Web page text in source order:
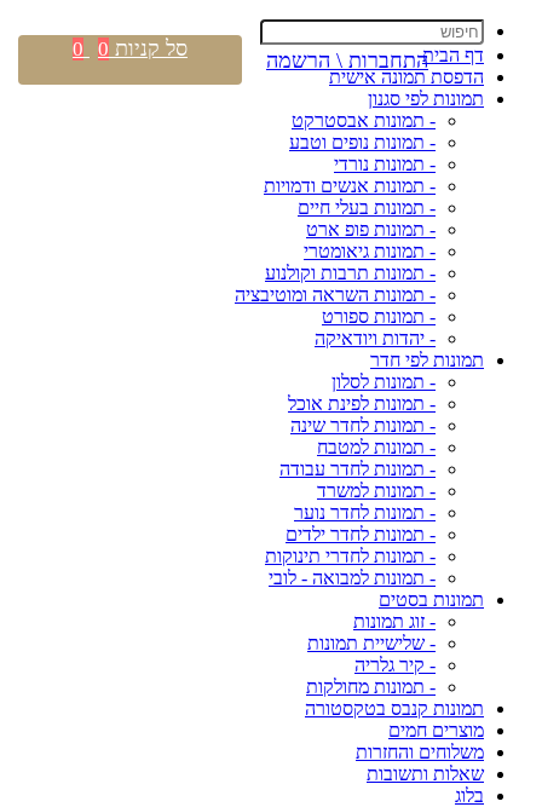
דף הבית
הדפסת תמונה אישית
תמונות לפי סגנון
- תמונות אבסטרקט
- תמונות נופים וטבע
- תמונות נורדי
- תמונות אנשים ודמויות
- תמונות בעלי חיים
- תמונות פופ ארט
- תמונות גיאומטרי
- תמונות תרבות וקולנוע
- תמונות השראה ומוטיבציה
- תמונות ספורט
- יהדות ויודאיקה
תמונות לפי חדר
- תמונות לסלון
- תמונות לפינת אוכל
- תמונות לחדר שינה
- תמונות למטבח
- תמונות לחדר עבודה
- תמונות למשרד
- תמונות לחדר נוער
- תמונות לחדר ילדים
- תמונות לחדרי תינוקות
- תמונות למבואה - לובי
תמונות בסטים
- זוג תמונות
- שלישיית תמונות
- קיר גלריה
- תמונות מחולקות
תמונות קנבס בטקסטורה
מוצרים חמים
משלוחים והחזרות
שאלות ותשובות
בלוג
התחברות \ הרשמה סל קניות 0
0